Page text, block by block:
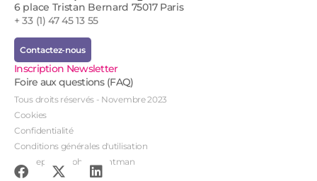
6 place Tristan Bernard 75017 Paris
+ 33 (1) 47 45 13 55
Contactez-nous
Inscription Newsletter
Foire aux questions (FAQ)
Tous droits réservés - Novembre 2023
Cookies
Confidentialité
Conditions générales d'utilisation
Conception : John Brightman